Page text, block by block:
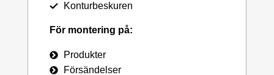
Konturbeskuren
För montering på:
Produkter
Försändelser